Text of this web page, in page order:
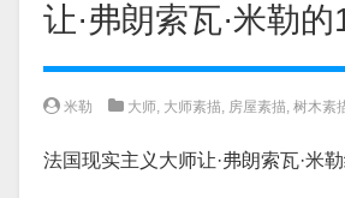
让·弗朗索瓦·米勒
米勒 大师, 大师素描, 房屋素描, 树木素
法国现实主义大师让·弗朗索瓦·米